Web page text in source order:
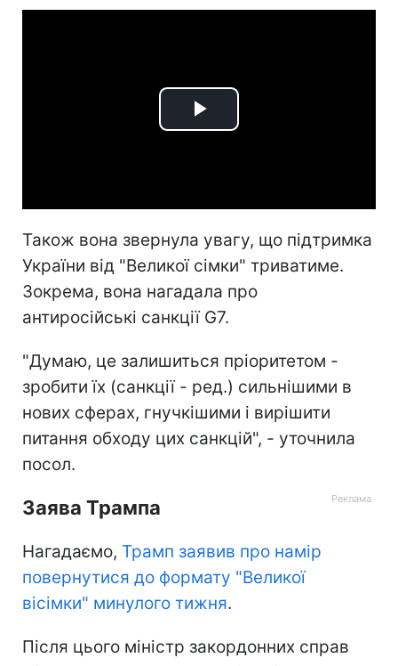
Play
Також вона звернула увагу, що підтримка
України від "Великої сімки" триватиме.
Зокрема, вона нагадала про
антиросійські санкції G7.
"Думаю, це залишиться пріоритетом -
зробити їх (санкції - ред.) сильнішими в
нових сферах, гнучкішими і вирішити
питання обходу цих санкцій", - уточнила
посол.
Заява Трампа
Нагадаємо, Трамп заявив про намір
повернутися до формату "Великої
вісімки" минулого тижня.
Після цього міністр закордонних справ